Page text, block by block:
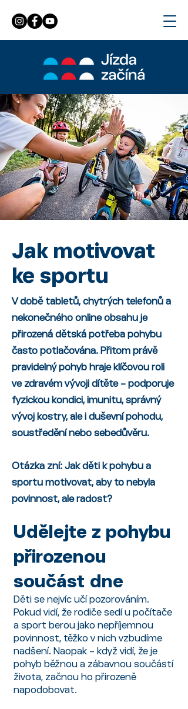
Jak motivovat
ke sportu
V době tabletů, chytrých telefonů a
nekonečného online obsahu je
přirozená dětská potřeba pohybu
často potlačována. Přitom právě
pravidelný pohyb hraje klíčovou roli
ve zdravém vývoji dítěte – podporuje
fyzickou kondici, imunitu, správný
vývoj kostry, ale i duševní pohodu,
soustředění nebo sebedůvěru.
Otázka zní: Jak děti k pohybu a
sportu motivovat, aby to nebyla
povinnost, ale radost?
Udělejte z pohybu
přirozenou
součást dne
Děti se nejvíc učí pozorováním.
Pokud vidí, že rodiče sedí u počítače
a sport berou jako nepříjemnou
povinnost, těžko v nich vzbudíme
nadšení. Naopak – když vidí, že je
pohyb běžnou a zábavnou součástí
života, začnou ho přirozeně
napodobovat.